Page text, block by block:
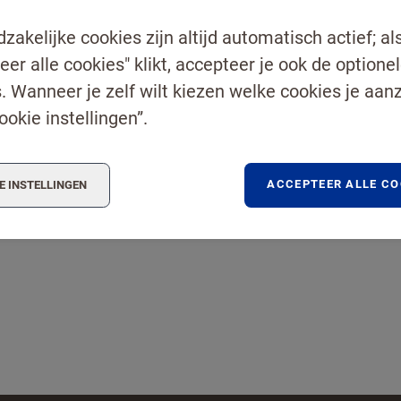
te bestrijden, selecteer hieronder de afbeelding
cookies zijn altijd automatisch actief;
alle cookies" klikt, accepteer je ook de
Wanneer je zelf wilt kiezen welke cookies je
instellingen”.
INSTELLINGEN ACCEPTEER ALLE